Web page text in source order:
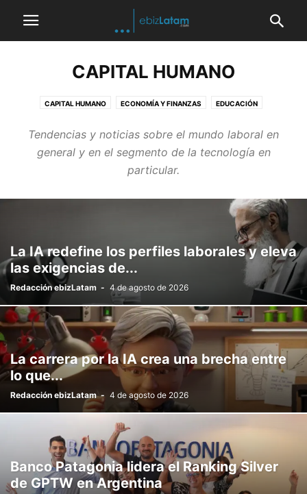
CAPITAL HUMANO
CAPITAL HUMANO ECONOMÍA Y FINANZAS EDUCACIÓN
Tendencias y noticias sobre el mundo laboral en
general y en el segmento de la tecnología en
particular.
La IA redefine los perfiles laborales y eleva
las exigencias de...
Redacción ebizLatam - 4 de agosto de 2026
La carrera por la IA crea una brecha entre
lo que...
Redacción ebizLatam - 4 de agosto de 2026
Banco Patagonia lidera el Ranking Silver
de GPTW en Argentina